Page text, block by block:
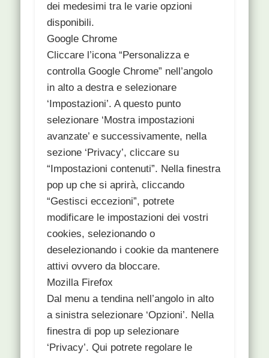
dei medesimi tra le varie opzioni
disponibili.
Google Chrome
Cliccare l’icona “Personalizza e
controlla Google Chrome” nell’angolo
in alto a destra e selezionare
‘Impostazioni’. A questo punto
selezionare ‘Mostra impostazioni
avanzate’ e successivamente, nella
sezione ‘Privacy’, cliccare su
“Impostazioni contenuti”. Nella finestra
pop up che si aprirà, cliccando
“Gestisci eccezioni”, potrete
modificare le impostazioni dei vostri
cookies, selezionando o
deselezionando i cookie da mantenere
attivi ovvero da bloccare.
Mozilla Firefox
Dal menu a tendina nell’angolo in alto
a sinistra selezionare ‘Opzioni’. Nella
finestra di pop up selezionare
‘Privacy’. Qui potrete regolare le